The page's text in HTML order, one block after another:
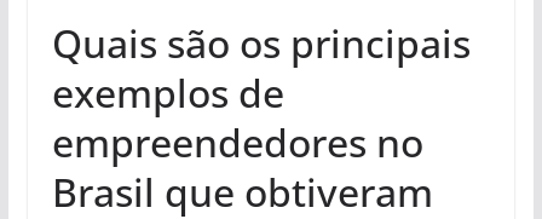
Quais são os principais
exemplos de
empreendedores no
Brasil que obtiveram